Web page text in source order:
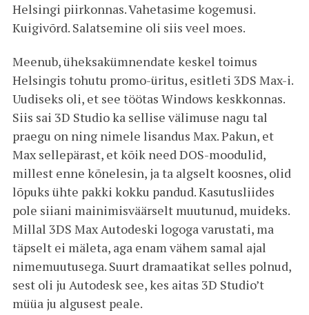
Helsingi piirkonnas. Vahetasime kogemusi.
Kuigivõrd. Salatsemine oli siis veel moes.
Meenub, üheksakümnendate keskel toimus
Helsingis tohutu promo-üritus, esitleti 3DS Max-i.
Uudiseks oli, et see töötas Windows keskkonnas.
Siis sai 3D Studio ka sellise välimuse nagu tal
praegu on ning nimele lisandus Max. Pakun, et
Max sellepärast, et kõik need DOS-moodulid,
millest enne kõnelesin, ja ta algselt koosnes, olid
lõpuks ühte pakki kokku pandud. Kasutusliides
pole siiani mainimisväärselt muutunud, muideks.
Millal 3DS Max Autodeski logoga varustati, ma
täpselt ei mäleta, aga enam vähem samal ajal
nimemuutusega. Suurt dramaatikat selles polnud,
sest oli ju Autodesk see, kes aitas 3D Studio’t
müüa ju algusest peale.